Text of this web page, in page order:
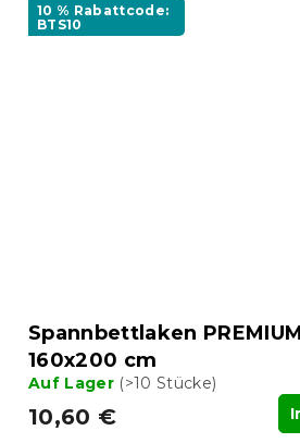
10 % Rabattcode:
BTS10
Spannbettlaken
160x200 cm
Auf Lager (>10 Stücke)
10,60 €